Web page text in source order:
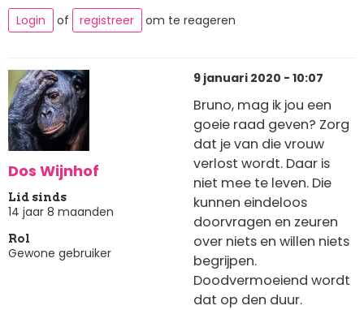
Login of registreer om te reageren
Dos Wijnhof
Lid sinds
14 jaar 8 maanden
Rol
Gewone gebruiker
9 januari 2020 - 10:07
Bruno, mag ik jou een
goeie raad geven? Zorg
dat je van die vrouw
verlost wordt. Daar is
niet mee te leven. Die
kunnen eindeloos
doorvragen en zeuren
over niets en willen niets
begrijpen.
Doodvermoeiend wordt
dat op den duur.